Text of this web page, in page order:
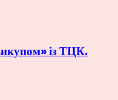
із ТЦК.